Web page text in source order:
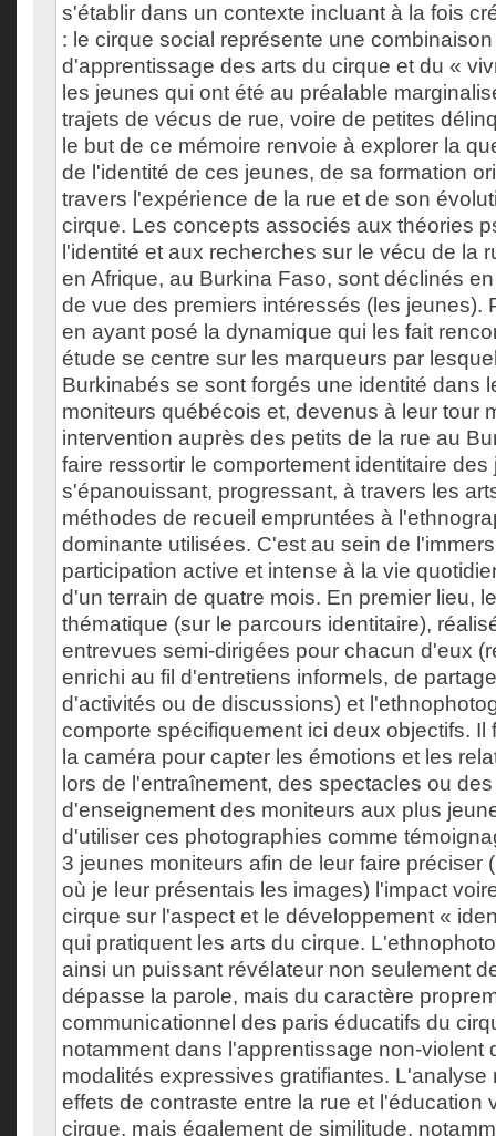
s'établir dans un contexte incluant à la fois
: le cirque social représente une
d'apprentissage des arts du cirque et du «
les jeunes qui ont été au préalable
trajets de vécus de rue, voire de petites
le but de ce mémoire renvoie à explorer la
de l'identité de ces jeunes, de sa formation
travers l'expérience de la rue et de son
cirque. Les concepts associés aux théories
l'identité et aux recherches sur le vécu de la
en Afrique, au Burkina Faso, sont déclinés
de vue des premiers intéressés (les jeunes).
en ayant posé la dynamique qui les fait
étude se centre sur les marqueurs par
Burkinabés se sont forgés une identité dans
moniteurs québécois et, devenus à leur tour
intervention auprès des petits de la rue au
faire ressortir le comportement identitaire des
s'épanouissant, progressant, à travers les
méthodes de recueil empruntées à
dominante utilisées. C'est au sein de
participation active et intense à la vie
d'un terrain de quatre mois. En premier lieu,
thématique (sur le parcours identitaire),
entrevues semi-dirigées pour chacun d'eux
enrichi au fil d'entretiens informels, de
d'activités ou de discussions) et
comporte spécifiquement ici deux objectifs. Il
la caméra pour capter les émotions et les
lors de l'entraînement, des spectacles ou
d'enseignement des moniteurs aux plus
d'utiliser ces photographies comme
3 jeunes moniteurs afin de leur faire préciser
où je leur présentais les images) l'impact
cirque sur l'aspect et le développement «
qui pratiquent les arts du cirque.
ainsi un puissant révélateur non seulement
dépasse la parole, mais du caractère
communicationnel des paris éducatifs du
notamment dans l'apprentissage non-violent
modalités expressives gratifiantes. L'analyse
effets de contraste entre la rue et l'éducation
cirque, mais également de similitude,